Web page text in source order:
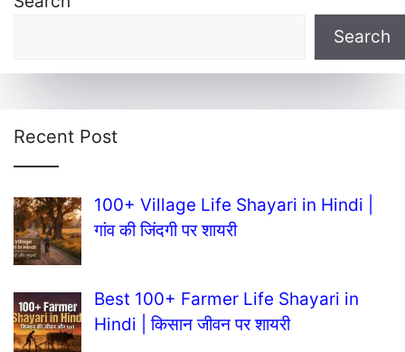
Search
Recent Post
100+ Village Life Shayari in Hindi |
गांव की जिंदगी पर शायरी
Best 100+ Farmer Life Shayari in
Hindi | किसान जीवन पर शायरी